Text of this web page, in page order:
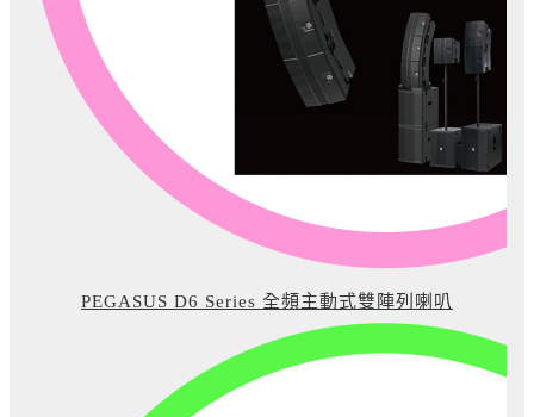
PEGASUS D6 Series 全頻主動式雙陣列喇叭